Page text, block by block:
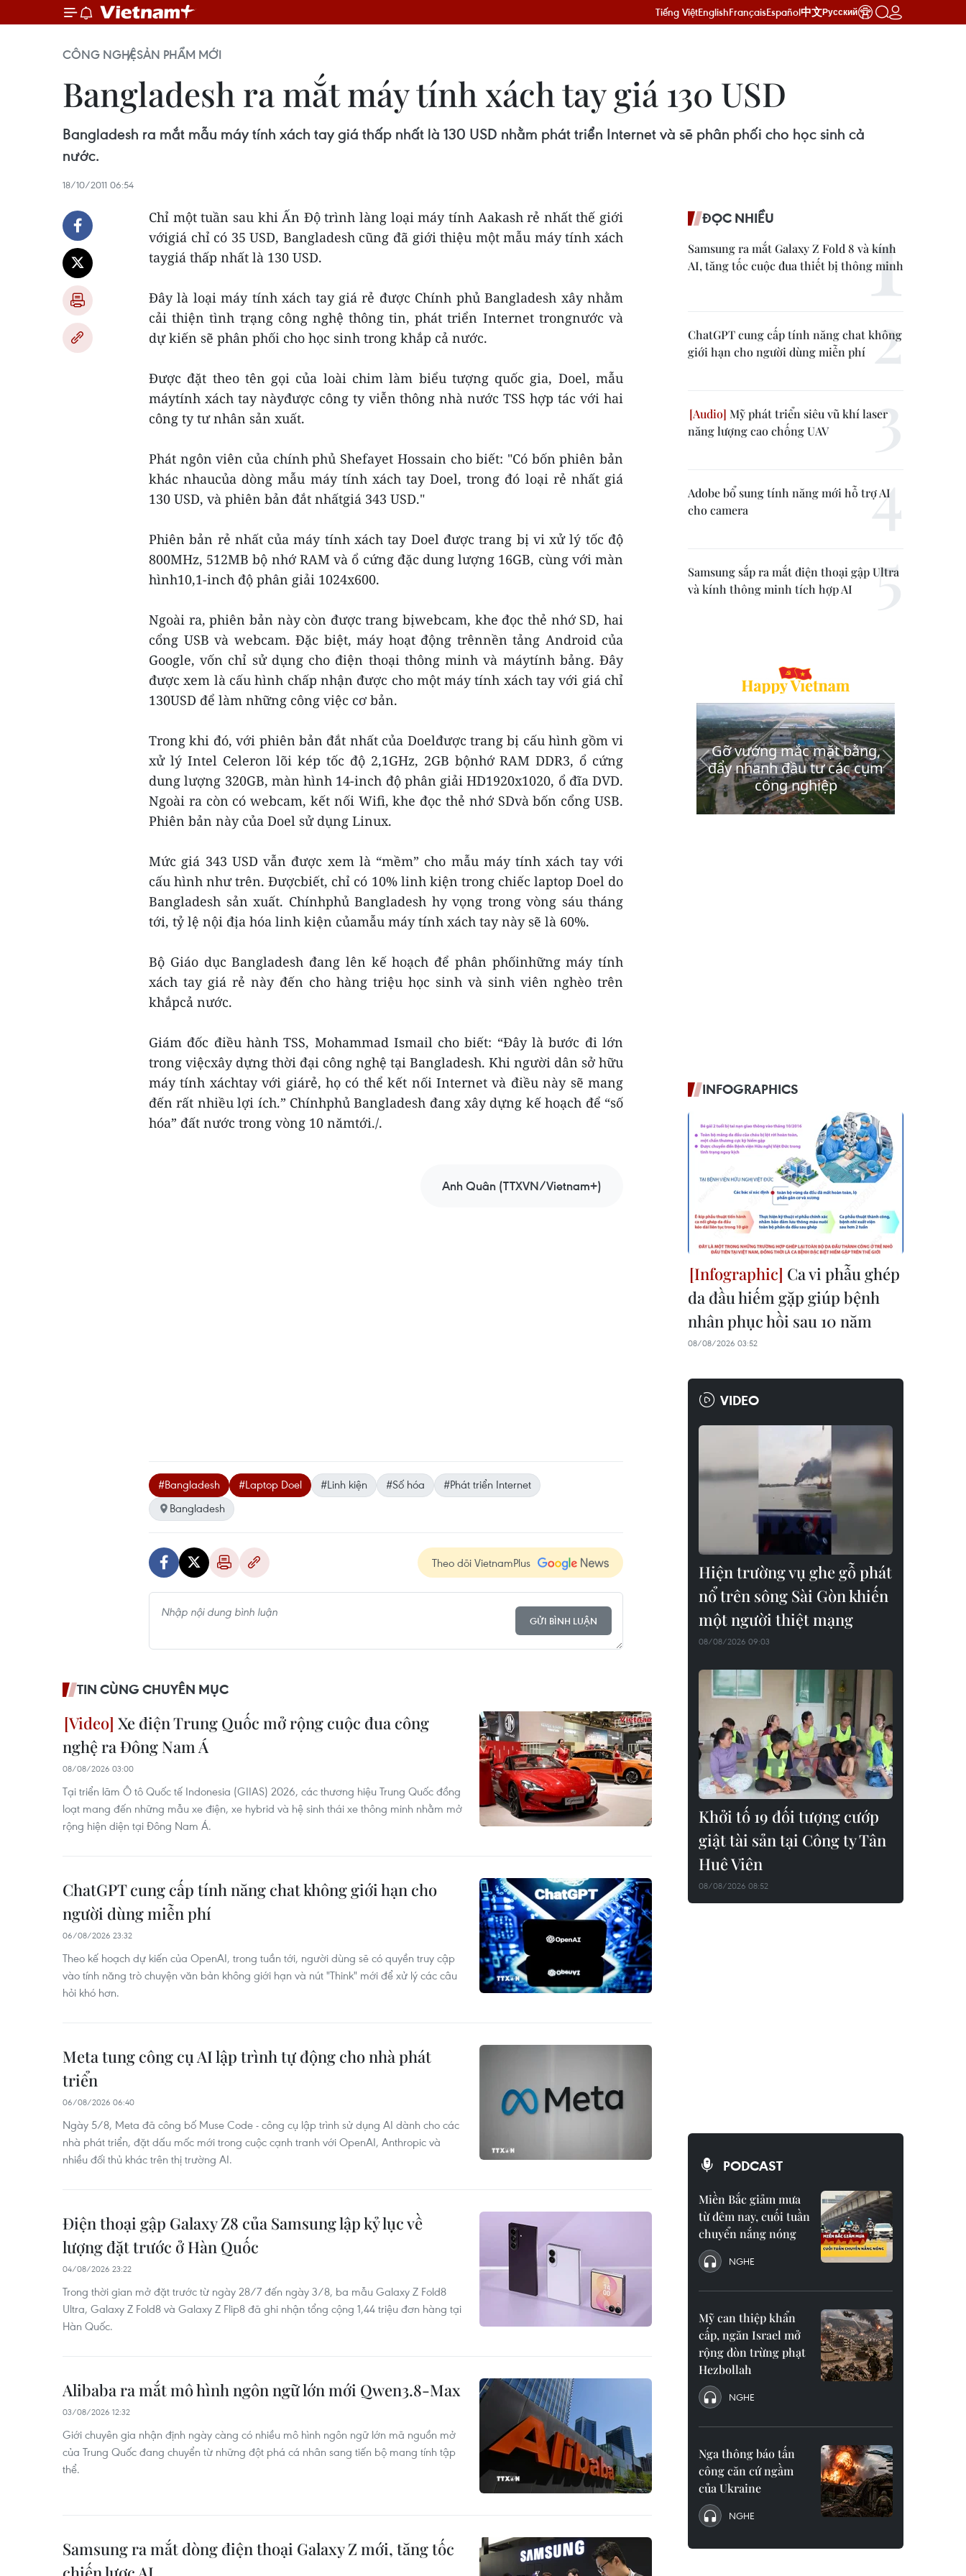
Tiếng ViệtEnglishFrançaisEspañol中文Русский
CÔNG NGHỆSẢN PHẨM MỚI
Bangladesh ra mắt máy tính xách tay giá 130 USD
Bangladesh ra mắt mẫu máy tính xách tay giá thấp nhất là 130 USD nhằm phát triển Internet và sẽ phân phối cho học sinh cả
nước.
18/10/2011 06:54
Chỉ một tuần sau khi Ấn Độ trình làng loại máy tính Aakash rẻ nhất thế giới
vớigiá chỉ có 35 USD, Bangladesh cũng đã giới thiệu một mẫu máy tính xách
taygiá thấp nhất là 130 USD.
Đây là loại máy tính xách tay giá rẻ được Chính phủ Bangladesh xây nhằm
cải thiện tình trạng công nghệ thông tin, phát triển Internet trongnước và
dự kiến sẽ phân phối cho học sinh trong khắp cả nước.
Được đặt theo tên gọi của loài chim làm biểu tượng quốc gia, Doel, mẫu
máytính xách tay nàyđược công ty viễn thông nhà nước TSS hợp tác với hai
công ty tư nhân sản xuất.
Phát ngôn viên của chính phủ Shefayet Hossain cho biết: "Có bốn phiên bản
khác nhaucủa dòng mẫu máy tính xách tay Doel, trong đó loại rẻ nhất giá
130 USD, và phiên bản đắt nhấtgiá 343 USD."
Phiên bản rẻ nhất của máy tính xách tay Doel được trang bị vi xử lý tốc độ
800MHz, 512MB bộ nhớ RAM và ổ cứng đặc dung lượng 16GB, cùng với màn
hình10,1-inch độ phân giải 1024x600.
Ngoài ra, phiên bản này còn được trang bịwebcam, khe đọc thẻ nhớ SD, hai
cổng USB và webcam. Đặc biệt, máy hoạt động trênnền tảng Android của
Google, vốn chỉ sử dụng cho điện thoại thông minh và máytính bảng. Đây
được xem là cấu hình chấp nhận được cho một máy tính xách tay với giá chỉ
130USD để làm những công việc cơ bản.
Trong khi đó, với phiên bản đắt nhất của Doelđược trang bị cấu hình gồm vi
xử lý Intel Celeron lõi kép tốc độ 2,1GHz, 2GB bộnhớ RAM DDR3, ổ cứng
dung lượng 320GB, màn hình 14-inch độ phân giải HD1920x1020, ổ đĩa DVD.
Ngoài ra còn có webcam, kết nối Wifi, khe đọc thẻ nhớ SDvà bốn cổng USB.
Phiên bản này của Doel sử dụng Linux.
Mức giá 343 USD vẫn được xem là “mềm” cho mẫu máy tính xách tay với
cấu hình như trên. Đượcbiết, chỉ có 10% linh kiện trong chiếc laptop Doel do
Bangladesh sản xuất. Chínhphủ Bangladesh hy vọng trong vòng sáu tháng
tới, tỷ lệ nội địa hóa linh kiện củamẫu máy tính xách tay này sẽ là 60%.
Bộ Giáo dục Bangladesh đang lên kế hoạch để phân phốinhững máy tính
xách tay giá rẻ này đến cho hàng triệu học sinh và sinh viên nghèo trên
khắpcả nước.
Giám đốc điều hành TSS, Mohammad Ismail cho biết: “Đây là bước đi lớn
trong việcxây dựng thời đại công nghệ tại Bangladesh. Khi người dân sở hữu
máy tính xáchtay với giárẻ, họ có thể kết nối Internet và điều này sẽ mang
đến rất nhiều lợi ích.” Chínhphủ Bangladesh đang xây dựng kế hoạch để “số
hóa” đất nước trong vòng 10 nămtới./.
Anh Quân (TTXVN/Vietnam+)
#Bangladesh #Laptop Doel #Linh kiện #Số hóa
#Phát triển Internet
Bangladesh
Theo dõi VietnamPlus
GỬI BÌNH LUẬN
TIN CÙNG CHUYÊN MỤC
Xe điện Trung Quốc mở rộng cuộc đua công
nghệ ra Đông Nam Á
08/08/2026 03:00
Tại triển lãm Ô tô Quốc tế Indonesia (GIIAS) 2026, các thương hiệu Trung Quốc đồng
loạt mang đến những mẫu xe điện, xe hybrid và hệ sinh thái xe thông minh nhằm mở
rộng hiện diện tại Đông Nam Á.
ChatGPT cung cấp tính năng chat không giới hạn cho
người dùng miễn phí
06/08/2026 23:32
Theo kế hoạch dự kiến của OpenAI, trong tuần tới, người dùng sẽ có quyền truy cập
vào tính năng trò chuyện văn bản không giới hạn và nút "Think" mới để xử lý các câu
hỏi khó hơn.
Meta tung công cụ AI lập trình tự động cho nhà phát
triển
06/08/2026 06:40
Ngày 5/8, Meta đã công bố Muse Code - công cụ lập trình sử dụng AI dành cho các
nhà phát triển, đặt dấu mốc mới trong cuộc cạnh tranh với OpenAI, Anthropic và
nhiều đối thủ khác trên thị trường AI.
Điện thoại gập Galaxy Z8 của Samsung lập kỷ lục về
lượng đặt trước ở Hàn Quốc ​
04/08/2026 23:22
Trong thời gian mở đặt trước từ ngày 28/7 đến ngày 3/8, ba mẫu Galaxy Z Fold8
Ultra, Galaxy Z Fold8 và Galaxy Z Flip8 đã ghi nhận tổng cộng 1,44 triệu đơn hàng tại
Hàn Quốc.
Alibaba ra mắt mô hình ngôn ngữ lớn mới Qwen3.8-Max
03/08/2026 12:32
Giới chuyên gia nhận định ngày càng có nhiều mô hình ngôn ngữ lớn mã nguồn mở
của Trung Quốc đang chuyển từ những đột phá cá nhân sang tiến bộ mang tính tập
thể.
Samsung ra mắt dòng điện thoại Galaxy Z mới, tăng tốc
ĐỌC NHIỀU
Samsung ra mắt Galaxy Z Fold 8 và kính
AI, tăng tốc cuộc đua thiết bị thông minh
ChatGPT cung cấp tính năng chat không
giới hạn cho người dùng miễn phí
Mỹ phát triển siêu vũ khí laser
năng lượng cao chống UAV
Adobe bổ sung tính năng mới hỗ trợ AI
cho camera
Samsung sắp ra mắt điện thoại gập Ultra
và kính thông minh tích hợp AI
INFOGRAPHICS
Ca vi phẫu ghép
da đầu hiếm gặp giúp bệnh
nhân phục hồi sau 10 năm
08/08/2026 03:52
VIDEO
Hiện trường vụ ghe gỗ phát
nổ trên sông Sài Gòn khiến
một người thiệt mạng
08/08/2026 09:03
Khởi tố 19 đối tượng cướp
giật tài sản tại Công ty Tân
Huê Viên
08/08/2026 08:52
PODCAST
Miền Bắc giảm mưa
từ đêm nay, cuối tuần
chuyển nắng nóng
NGHE
Mỹ can thiệp khẩn
cấp, ngăn Israel mở
rộng đòn trừng phạt
Hezbollah
NGHE
Nga thông báo tấn
công căn cứ ngầm
của Ukraine
NGHE